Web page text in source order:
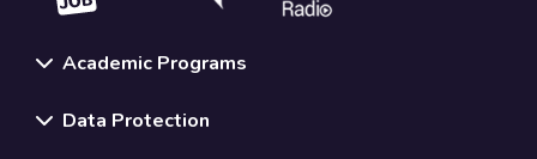
Academic Programs
Data Protection